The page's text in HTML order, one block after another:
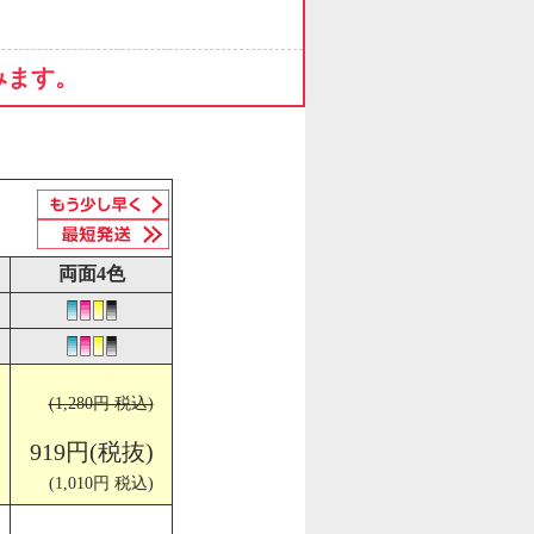
す。
両面4色
(1,280円 税込)
919円(税抜)
(1,010円 税込)